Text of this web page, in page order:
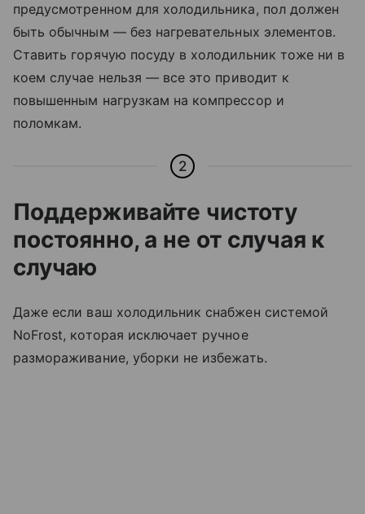
предусмотренном для холодильника, пол должен
быть обычным —без нагревательных элементов.
Ставить горячую посуду в холодильник тоже ни в
коем случае нельзя —все это приводит к
повышенным нагрузкам на компрессор и
поломкам.
2
Поддерживайте чистоту
постоянно, а не от случая к
случаю
Даже если ваш холодильник снабжен системой
NoFrost, которая исключает ручное
размораживание, уборки не избежать.